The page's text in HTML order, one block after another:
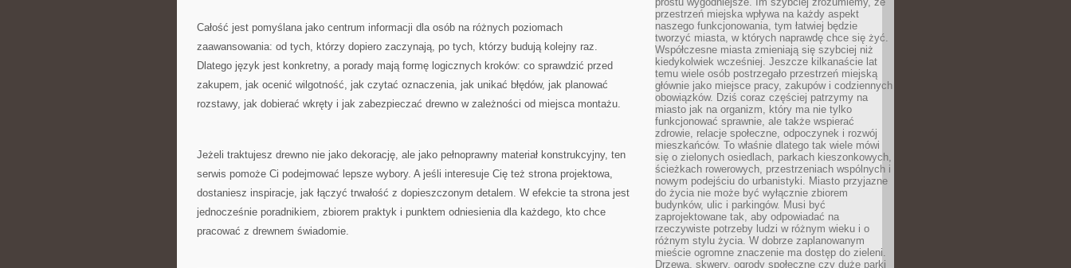
Całość jest pomyślana jako centrum informacji dla osób na różnych poziomach
zaawansowania: od tych, którzy dopiero zaczynają, po tych, którzy budują kolejny raz.
Dlatego język jest konkretny, a porady mają formę logicznych kroków: co sprawdzić przed
zakupem, jak ocenić wilgotność, jak czytać oznaczenia, jak unikać błędów, jak planować
rozstawy, jak dobierać wkręty i jak zabezpieczać drewno w zależności od miejsca montażu.
Jeżeli traktujesz drewno nie jako dekorację, ale jako pełnoprawny materiał konstrukcyjny, ten
serwis pomoże Ci podejmować lepsze wybory. A jeśli interesuje Cię też strona projektowa,
dostaniesz inspiracje, jak łączyć trwałość z dopieszczonym detalem. W efekcie ta strona jest
jednocześnie poradnikiem, zbiorem praktyk i punktem odniesienia dla każdego, kto chce
pracować z drewnem świadomie.
przestrzeń miejska wpływa na każdy aspekt
naszego funkcjonowania, tym łatwiej będzie
tworzyć miasta, w których naprawdę chce się żyć.
Współczesne miasta zmieniają się szybciej niż
kiedykolwiek wcześniej. Jeszcze kilkanaście lat
temu wiele osób postrzegało przestrzeń miejską
głównie jako miejsce pracy, zakupów i codziennych
obowiązków. Dziś coraz częściej patrzymy na
miasto jak na organizm, który ma nie tylko
funkcjonować sprawnie, ale także wspierać
zdrowie, relacje społeczne, odpoczynek i rozwój
mieszkańców. To właśnie dlatego tak wiele mówi
się o zielonych osiedlach, parkach kieszonkowych,
ścieżkach rowerowych, przestrzeniach wspólnych i
nowym podejściu do urbanistyki. Miasto przyjazne
do życia nie może być wyłącznie zbiorem
budynków, ulic i parkingów. Musi być
zaprojektowane tak, aby odpowiadać na
rzeczywiste potrzeby ludzi w różnym wieku i o
różnym stylu życia. W dobrze zaplanowanym
mieście ogromne znaczenie ma dostęp do zieleni.
Drzewa, skwery, ogrody społeczne czy duże parki